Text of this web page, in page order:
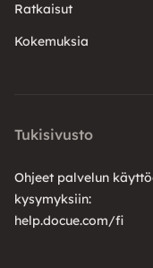
Ratkaisut
Kokemuksia
Tukisivusto
Ohjeet palvelun
kysymyksiin:
help.docue.com/fi